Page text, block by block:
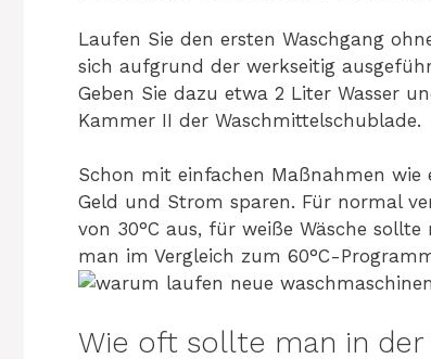
Laufen Sie den ersten Waschgang
sich aufgrund der werkseitig
Geben Sie dazu etwa 2 Liter Wasser
Kammer II der Waschmittelschublade.
Schon mit einfachen Maßnahmen
Geld und Strom sparen. Für normal
von 30°C aus, für weiße Wäsche
man im Vergleich zum 60°C-
Wie oft sollte man in der